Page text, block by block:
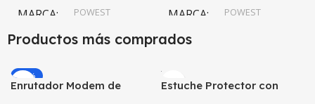
MARCA POWEST MARCA POWEST
Productos más comprados
-20%
Enrutador Modem de
Estuche Protector con